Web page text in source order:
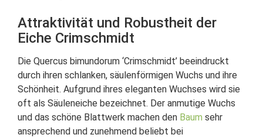
Attraktivität und Robustheit der
Eiche Crimschmidt
Die Quercus bimundorum ‘Crimschmidt’ beeindruckt
durch ihren schlanken, säulenförmigen Wuchs und ihre
Schönheit. Aufgrund ihres eleganten Wuchses wird sie
oft als Säuleneiche bezeichnet. Der anmutige Wuchs
und das schöne Blattwerk machen den Baum sehr
ansprechend und zunehmend beliebt bei